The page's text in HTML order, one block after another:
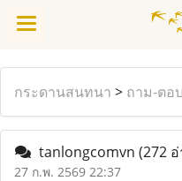
กระดานสนทนา > ถาม-ตอบ
tanlongcomvn (272
27 ก.พ. 2569 22:37